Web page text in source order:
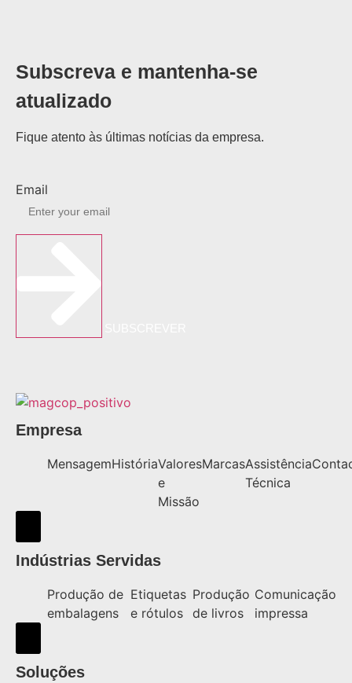
Subscreva e mantenha-se
atualizado
Fique atento às últimas notícias da empresa.
Email
Empresa
MensagemHistóriaValores
e
Missão
MarcasAssistência
Técnica
Indústrias Servidas
Produção de
embalagens
Etiquetas
e rótulos
Produção
de livros
Comunicação
impressa
Soluções